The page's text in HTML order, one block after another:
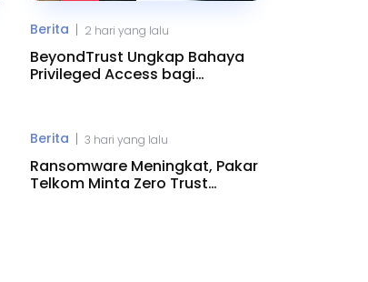
Berita | 2 hari yang lalu
BeyondTrust Ungkap Bahaya
Privileged Access bagi
Berita | 3 hari yang lalu
Ransomware Meningkat, Pakar
Telkom Minta Zero Trust